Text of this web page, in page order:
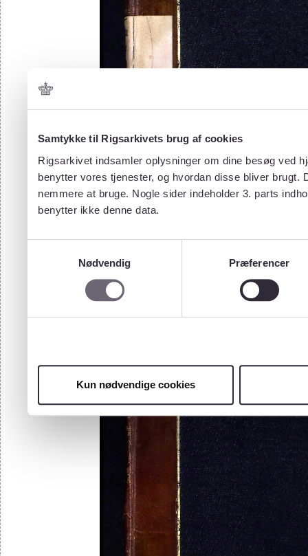
Samtykke til Rigsarkivets brug af cookies
Rigsarkivet indsamler oplysninger om dine besøg ved
benytter vores tjenester, og hvordan disse bliver
nemmere at bruge. Nogle sider indeholder 3. parts
benytter ikke denne data.
Nødvendig
Præferencer
Kun nødvendige cookies